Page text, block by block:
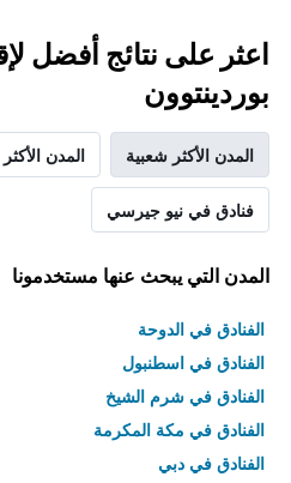
اعثر على نتائج أفضل
بوردينتوون
المدن الأكثر شعبية المدن
فنادق في نيو جيرسي
المدن التي يبحث عنها مستخدمونا
الفنادق في الدوحة
الفنادق في اسطنبول
الفنادق في شرم الشيخ
الفنادق في مكة المكرمة
الفنادق في دبي